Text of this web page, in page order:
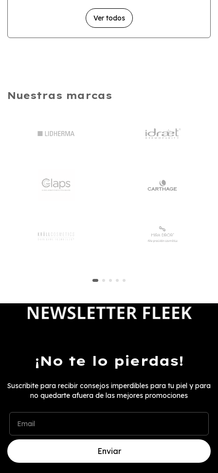
Ver todos
Nuestras marcas
¡No te lo pierdas!
Suscribite para recibir consejos imperdibles para tu piel y para
no quedarte afuera de las mejores promociones